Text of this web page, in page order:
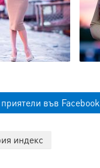
във Facebook
индекс